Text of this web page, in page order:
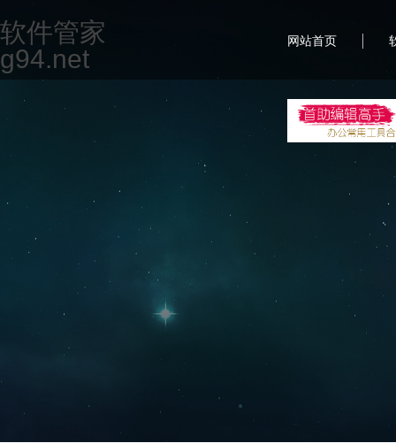
首
一款专为现代办公场景设计的集合软件，致力于提升
软件管家
g94.net
网站首页 |